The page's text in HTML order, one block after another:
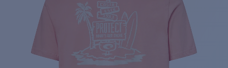
Prix : Gratuit
Quantité: